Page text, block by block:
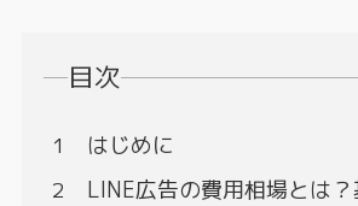
目次
はじめに
LINE広告の費用相場とは